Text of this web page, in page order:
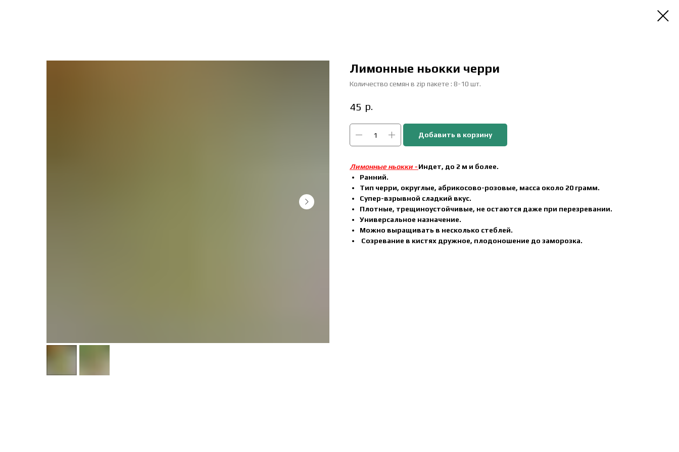
Лимонные ньокки черри
Количество семян в zip пакете : 8-10 шт.
45 р.
Добавить в корзину
Лимонные ньокки -Индет, до 2 м и более.
Ранний.
Тип черри, округлые, абрикосово-розовые, масса около 20 грамм.
Супер-взрывной сладкий вкус.
Плотные, трещиноустойчивые, не остаются даже при перезревании.
Универсальное назначение.
Можно выращивать в несколько стеблей.
Созревание в кистях дружное, плодоношение до заморозка.